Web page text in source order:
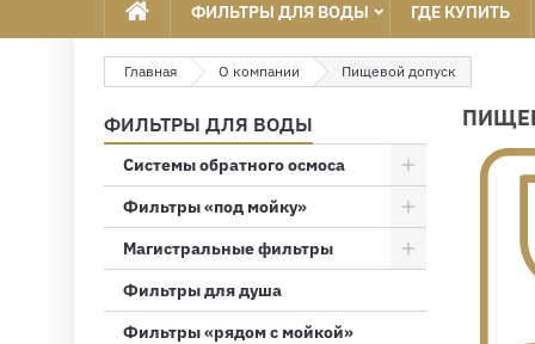
ФИЛЬТРЫ ДЛЯ ВОДЫ ГДЕ КУПИТЬ
Главная О компании Пищевой допуск
ФИЛЬТРЫ ДЛЯ ВОДЫ
Системы обратного осмоса
Фильтры «под мойку»
Магистральные фильтры
Фильтры для душа
Фильтры «рядом с мойкой»